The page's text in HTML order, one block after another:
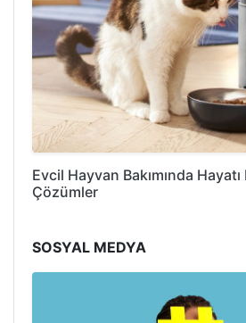
Evcil Hayvan Bakımında
Çözümler
SOSYAL MEDYA